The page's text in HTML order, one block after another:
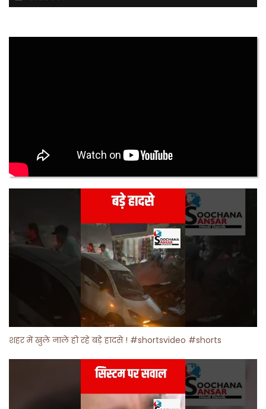
शहर में खुले नाले हो रहे बड़े हादसे ! #shortsvideo #shorts